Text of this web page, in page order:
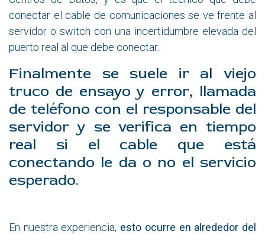
conectar el cable de comunicaciones se ve frente al
servidor o switch con una incertidumbre elevada del
puerto real al que debe conectar.
Finalmente se suele ir al viejo
truco de ensayo y error, llamada
de teléfono con el responsable del
servidor y se verifica en tiempo
real si el cable que está
conectando le da o no el servicio
esperado.
En nuestra experiencia, esto ocurre en alrededor del